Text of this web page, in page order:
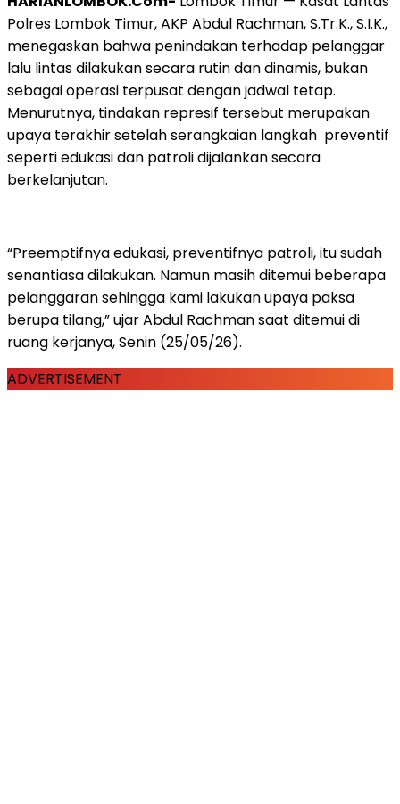
Polres Lombok Timur, AKP Abdul Rachman, S.Tr.K., S.I.K.,
menegaskan bahwa penindakan terhadap pelanggar
lalu lintas dilakukan secara rutin dan dinamis, bukan
sebagai operasi terpusat dengan jadwal tetap.
Menurutnya, tindakan represif tersebut merupakan
upaya terakhir setelah serangkaian langkah preventif
seperti edukasi dan patroli dijalankan secara
berkelanjutan.
“Preemptifnya edukasi, preventifnya patroli, itu sudah
senantiasa dilakukan. Namun masih ditemui beberapa
pelanggaran sehingga kami lakukan upaya paksa
berupa tilang,” ujar Abdul Rachman saat ditemui di
ruang kerjanya, Senin (25/05/26).
ADVERTISEMENT